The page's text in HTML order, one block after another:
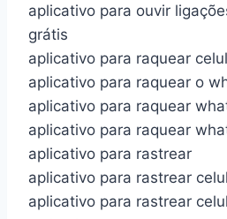
aplicativo para ouvir
grátis
aplicativo para raquear
aplicativo para raquear o
aplicativo para raquear
aplicativo para raquear
aplicativo para rastrear
aplicativo para rastrear
aplicativo para rastrear